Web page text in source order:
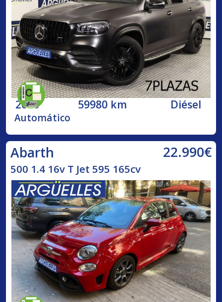
2020 59980 km Diésel
Automático
Abarth 22.990€
500 1.4 16v T Jet 595 165cv